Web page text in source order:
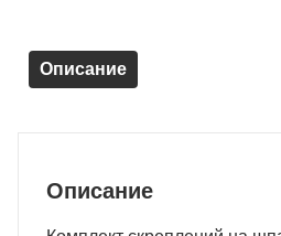
4
закладных
4
клеммных
болта
Описание
Описание